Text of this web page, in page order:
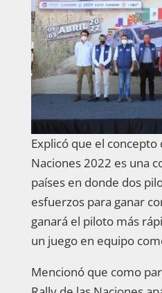
Explicó que el concepto
Naciones 2022 es una
países en donde dos
esfuerzos para ganar
ganará el piloto más
un juego en equipo
Mencionó que como